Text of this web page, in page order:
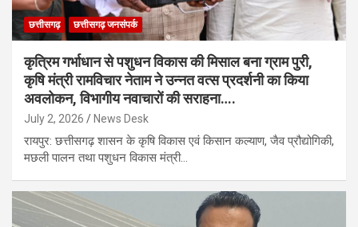
छत्तीसगढ़ छत्तीसगढ़ जनसंपर्क
कृत्रिम गर्भाधान से पशुधन विकास की मिसाल बना ग्राम पुरी,
कृषि मंत्री रामविचार नेताम ने उन्नत वत्स प्रदर्शनी का किया
अवलोकन, विभागीय नवाचारों की सराहना….
July 2, 2026 News Desk
रायपुर: छत्तीसगढ़ शासन के कृषि विकास एवं किसान कल्याण, जैव प्रौद्योगिकी,
मछली पालन तथा पशुधन विकास मंत्री…